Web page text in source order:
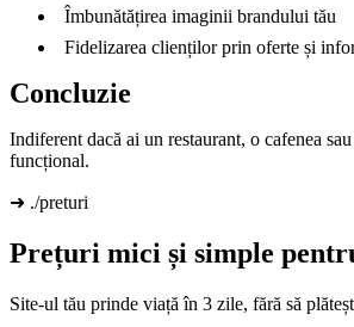
Îmbunătățirea imaginii brandului tău
Fidelizarea clienților prin oferte și
Concluzie
Indiferent dacă ai un restaurant, o cafenea
funcțional.
➜ ./preturi
Prețuri mici și simple
Site-ul tău prinde viață în 3 zile, fără să